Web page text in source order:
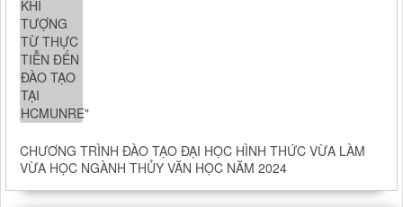
CHƯƠNG TRÌNH ĐÀO TẠO ĐẠI HỌC HÌNH THỨC VỪA LÀM
VỪA HỌC NGÀNH THỦY VĂN HỌC NĂM 2024